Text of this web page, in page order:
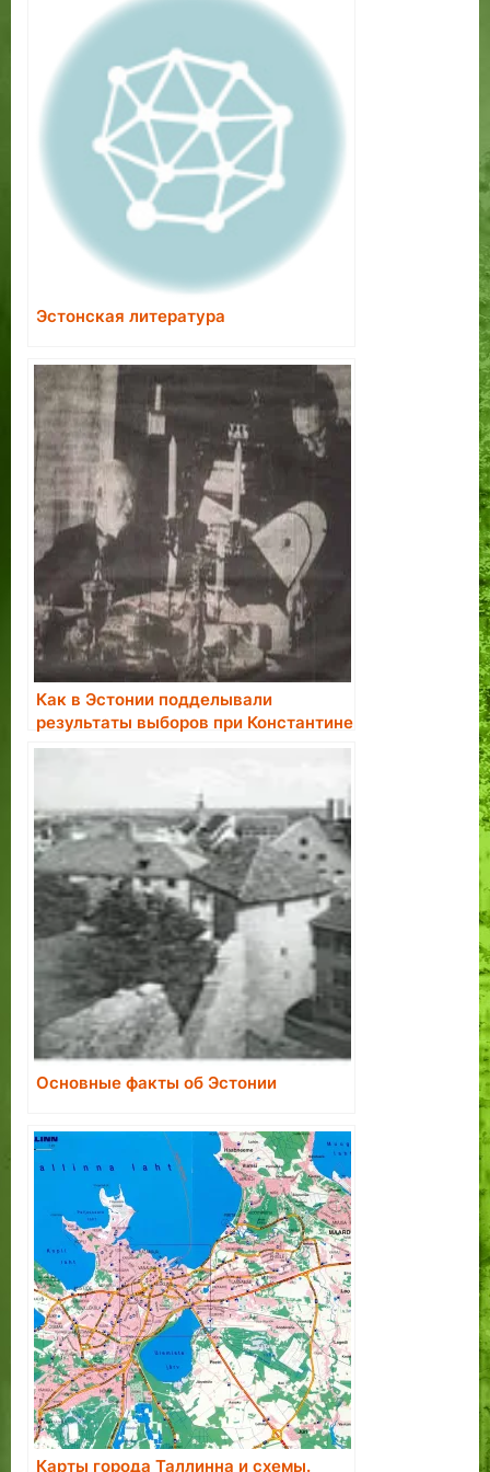
Эстонская литература
Как в Эстонии подделывали
результаты выборов при Константине
Пятсе.
Основные факты об Эстонии
Карты города Таллинна и схемы.